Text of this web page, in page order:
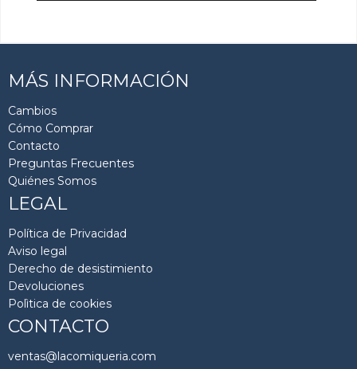
MÁS INFORMACIÓN
Cambios
Cómo Comprar
Contacto
Preguntas Frecuentes
Quiénes Somos
LEGAL
Política de Privacidad
Aviso legal
Derecho de desistimiento
Devoluciones
Polìtica de cookies
CONTACTO
ventas@lacomiqueria.com